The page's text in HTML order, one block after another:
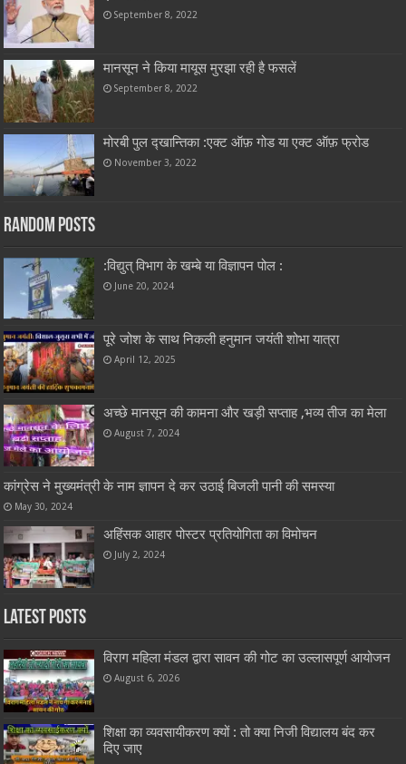
September 8, 2022
मानसून ने किया मायूस मुरझा रही है फसलें
September 8, 2022
मोरबी पुल द्खान्तिका :एक्ट ऑफ़ गोड या एक्ट ऑफ़ फ्रोड
November 3, 2022
Random Posts
:विद्युत् विभाग के खम्बे या विज्ञापन पोल :
June 20, 2024
पूरे जोश के साथ निकली हनुमान जयंती शोभा यात्रा
April 12, 2025
अच्छे मानसून की कामना और खड़ी सप्ताह ,भव्य तीज का मेला
August 7, 2024
कांग्रेस ने मुख्यमंत्री के नाम ज्ञापन दे कर उठाई बिजली पानी की समस्या
May 30, 2024
अहिंसक आहार पोस्टर प्रतियोगिता का विमोचन
July 2, 2024
Latest Posts
विराग महिला मंडल द्वारा सावन की गोट का उल्लासपूर्ण आयोजन
August 6, 2026
शिक्षा का व्यवसायीकरण क्यों : तो क्या निजी विद्यालय बंद कर
दिए जाए